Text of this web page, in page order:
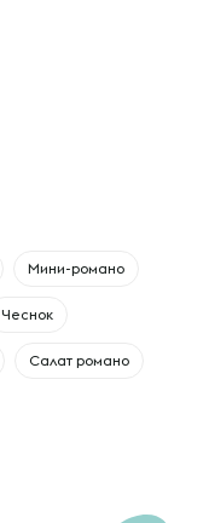
Мини-романо
Чеснок
Салат романо